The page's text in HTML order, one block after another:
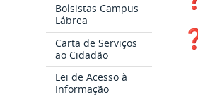
Bolsistas Campus
Lábrea
Carta de Serviços
ao Cidadão
Lei de Acesso à
Informação